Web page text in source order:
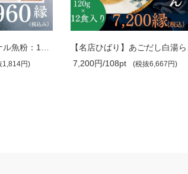
1,814円)
7,200円/108pt
(税抜6,667円)